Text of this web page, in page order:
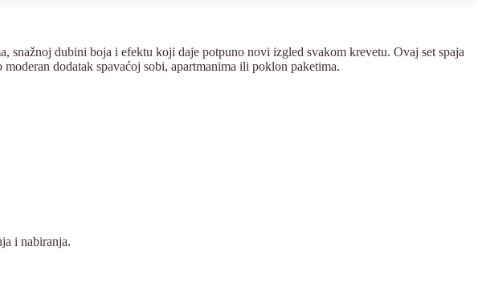
snažnoj dubini boja i efektu koji daje potpuno novi izgled svakom krevetu. Ovaj set spaja
dodatak spavaćoj sobi, apartmanima ili poklon paketima.
i nabiranja.